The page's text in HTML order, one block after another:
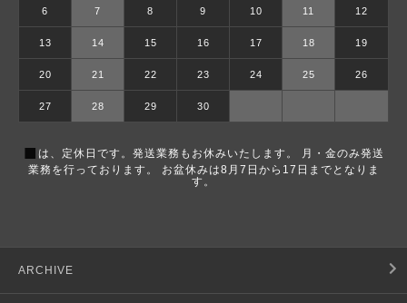
6 7 8 9 10 11 12
13 14 15 16 17 18 19
20 21 22 23 24 25 26
27 28 29 30
■ は、定休日です。発送業務もお休みいたします。 月・金のみ発送
業務を行っております。 お盆休みは8月7日から17日までとなりま
す。
ARCHIVE